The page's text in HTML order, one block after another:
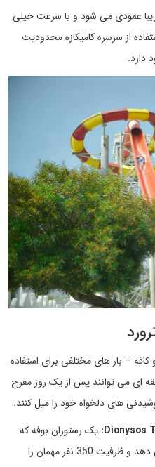
تقریبا عمودی می شود و با سرعت خیلی
از سرسره کامیکازه محدودیت
– بار های مختلفی برای استفاده
ای می توانند پس از یک روز مفرح
های دلخواه خود را میل کنند.
یک رستوران بوفه که
انواع غذاها و سالادها را ارائه می دهد و ظرفیت 350 نفر مهمان را